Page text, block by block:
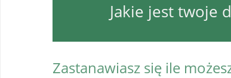
Jakie jest twoje
Zastanawiasz się ile